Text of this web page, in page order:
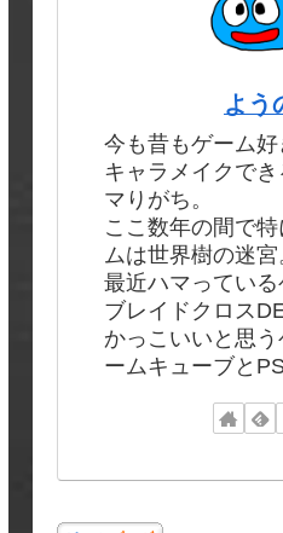
よう
今も昔もゲーム好
キャラメイクで
マりがち。
ここ数年の間で
ムは世界樹の迷宮
最近ハマっている
ブレイドクロスDE
かっこいいと思
ームキューブと